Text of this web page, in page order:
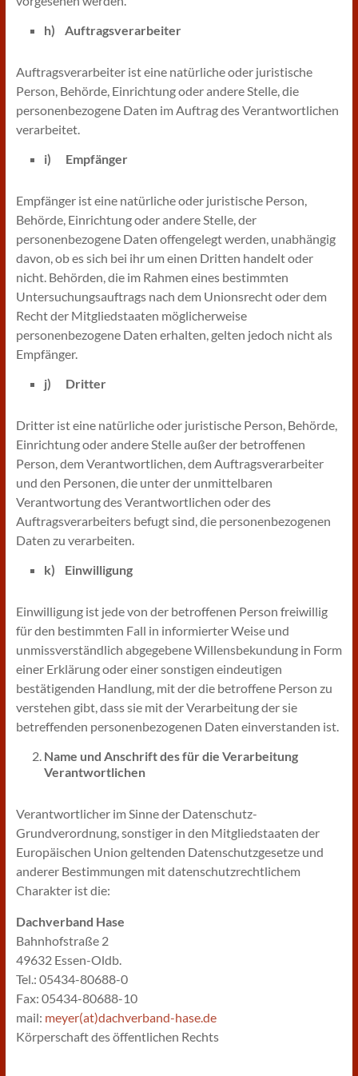
h) Auftragsverarbeiter
Auftragsverarbeiter ist eine natürliche oder juristische
Person, Behörde, Einrichtung oder andere Stelle, die
personenbezogene Daten im Auftrag des Verantwortlichen
verarbeitet.
i) Empfänger
Empfänger ist eine natürliche oder juristische Person,
Behörde, Einrichtung oder andere Stelle, der
personenbezogene Daten offengelegt werden, unabhängig
davon, ob es sich bei ihr um einen Dritten handelt oder
nicht. Behörden, die im Rahmen eines bestimmten
Untersuchungsauftrags nach dem Unionsrecht oder dem
Recht der Mitgliedstaaten möglicherweise
personenbezogene Daten erhalten, gelten jedoch nicht als
Empfänger.
j) Dritter
Dritter ist eine natürliche oder juristische Person, Behörde,
Einrichtung oder andere Stelle außer der betroffenen
Person, dem Verantwortlichen, dem Auftragsverarbeiter
und den Personen, die unter der unmittelbaren
Verantwortung des Verantwortlichen oder des
Auftragsverarbeiters befugt sind, die personenbezogenen
Daten zu verarbeiten.
k) Einwilligung
Einwilligung ist jede von der betroffenen Person freiwillig
für den bestimmten Fall in informierter Weise und
unmissverständlich abgegebene Willensbekundung in Form
einer Erklärung oder einer sonstigen eindeutigen
bestätigenden Handlung, mit der die betroffene Person zu
verstehen gibt, dass sie mit der Verarbeitung der sie
betreffenden personenbezogenen Daten einverstanden ist.
Name und Anschrift des für die Verarbeitung
Verantwortlichen
Verantwortlicher im Sinne der Datenschutz-
Grundverordnung, sonstiger in den Mitgliedstaaten der
Europäischen Union geltenden Datenschutzgesetze und
anderer Bestimmungen mit datenschutzrechtlichem
Charakter ist die:
Dachverband Hase
Bahnhofstraße 2
49632 Essen-Oldb.
Tel.: 05434-80688-0
Fax: 05434-80688-10
mail: meyer(at)dachverband-hase.de
Körperschaft des öffentlichen Rechts